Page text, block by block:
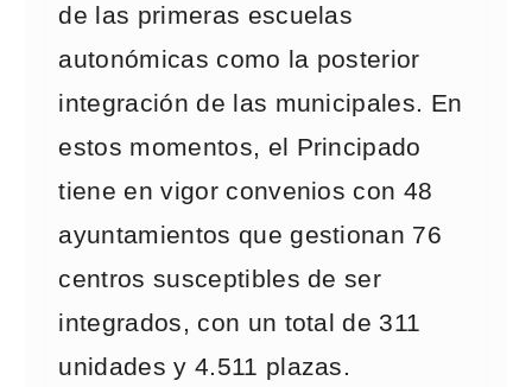
de las primeras escuelas
autonómicas como la posterior
integración de las municipales. En
estos momentos, el Principado
tiene en vigor convenios con 48
ayuntamientos que gestionan 76
centros susceptibles de ser
integrados, con un total de 311
unidades y 4.511 plazas.